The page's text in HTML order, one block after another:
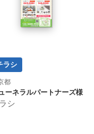
ラシ
都
ーネラルパートナーズ様
シ